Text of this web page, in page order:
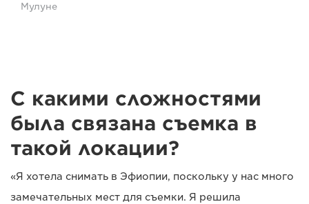
Мулуне
С какими сложностями
была связана съемка в
такой локации?
«Я хотела снимать в Эфиопии, поскольку у нас много
замечательных мест для съемки. Я решила